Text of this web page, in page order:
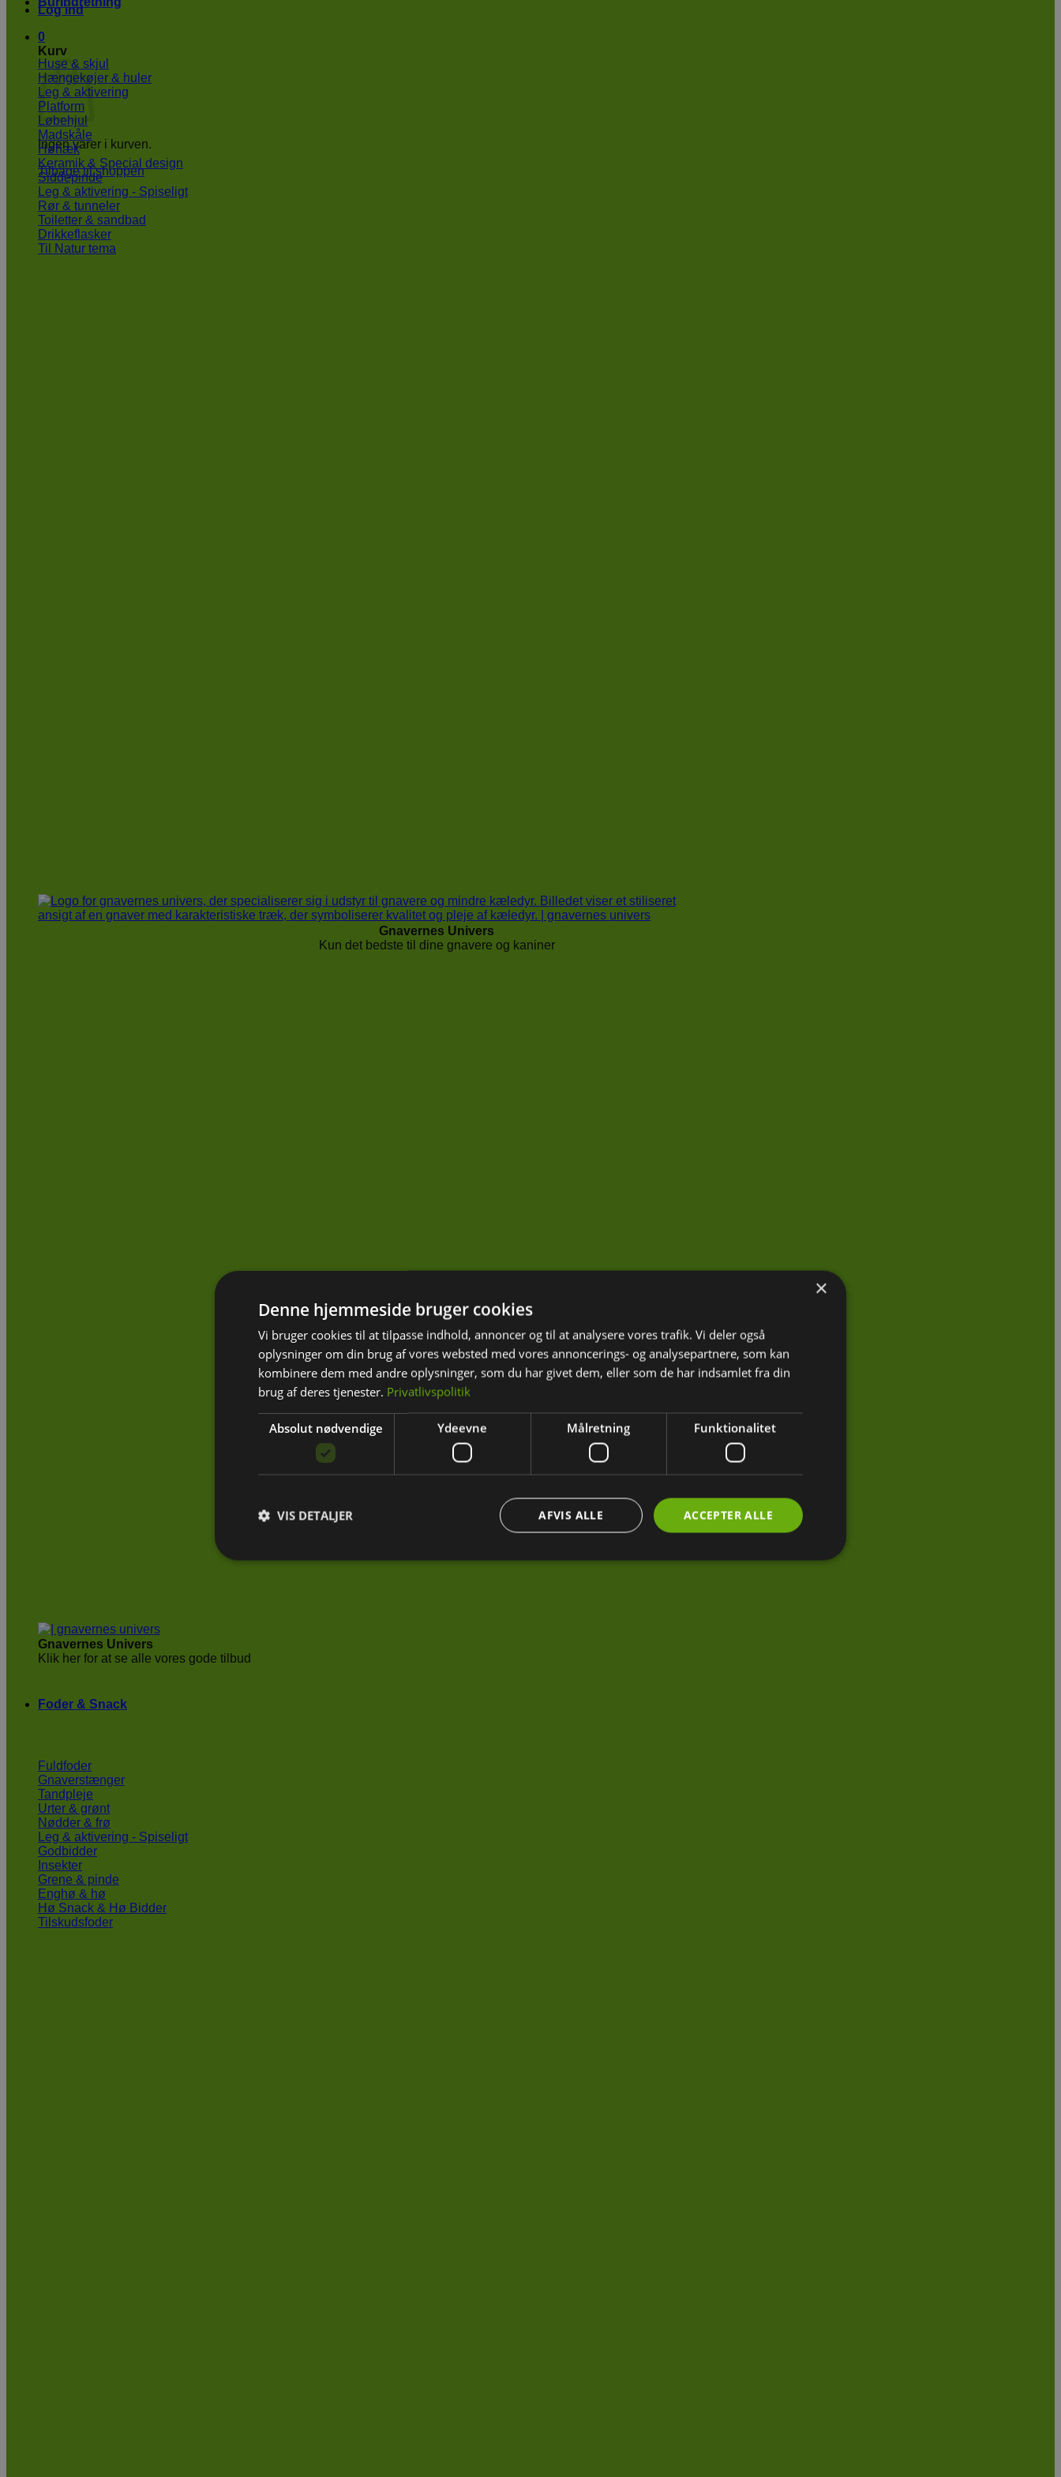
Log ind
0
Kurv
Ingen varer i kurven.
Tilbage til shoppen
Huse & skjul
Hængekøjer & huler
Leg & aktivering
Platform
Løbehjul
Madskåle
Høhæk
Keramik & Special design
Siddepinde
Leg & aktivering - Spiseligt
Rør & tunneler
Toiletter & sandbad
Drikkeflasker
Til Natur tema
Gnavernes Univers
Kun det bedste til dine gnavere og kaniner
Gnavernes Univers
Klik her for at se alle vores gode tilbud
Foder & Snack
Fuldfoder
Gnaverstænger
Tandpleje
Urter & grønt
Nødder & frø
Leg & aktivering - Spiseligt
Godbidder
Insekter
Grene & pinde
Enghø & hø
Hø Snack & Hø Bidder
Tilskudsfoder
×
Denne hjemmeside bruger cookies
Vi bruger cookies til at tilpasse indhold, annoncer og til at analysere vores trafik. Vi deler også
oplysninger om din brug af vores websted med vores annoncerings- og analysepartnere, som kan
kombinere dem med andre oplysninger, som du har givet dem, eller som de har indsamlet fra din
brug af deres tjenester. Privatlivspolitik
Absolut nødvendige Ydeevne Målretning Funktionalitet
ACCEPTER ALLE
AFVIS ALLE
VIS DETALJER